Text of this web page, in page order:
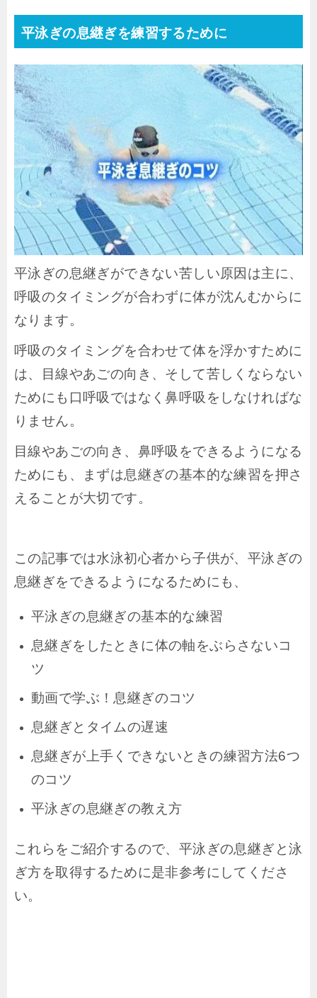
平泳ぎの息継ぎを練習するために
平泳ぎの息継ぎができない苦しい原因は主に、
呼吸のタイミングが合わずに体が沈んむからに
なります。
呼吸のタイミングを合わせて体を浮かすために
は、目線やあごの向き、そして苦しくならない
ためにも口呼吸ではなく鼻呼吸をしなければな
りません。
目線やあごの向き、鼻呼吸をできるようになる
ためにも、まずは息継ぎの基本的な練習を押さ
えることが大切です。
この記事では水泳初心者から子供が、平泳ぎの
息継ぎをできるようになるためにも、
平泳ぎの息継ぎの基本的な練習
息継ぎをしたときに体の軸をぶらさないコ
ツ
動画で学ぶ！息継ぎのコツ
息継ぎとタイムの遅速
息継ぎが上手くできないときの練習方法6つ
のコツ
平泳ぎの息継ぎの教え方
これらをご紹介するので、平泳ぎの息継ぎと泳
ぎ方を取得するために是非参考にしてくださ
い。